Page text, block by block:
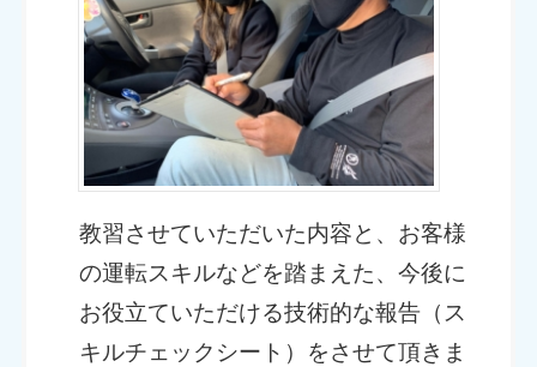
教習させていただいた内容と、お客様
の運転スキルなどを踏まえた、今後に
お役立ていただける技術的な報告（ス
キルチェックシート）をさせて頂きま